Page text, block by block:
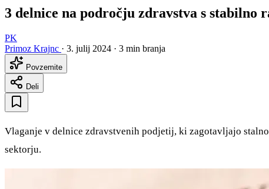
3 delnice na področju zdravstva s stabilno
PK
Primoz Krajnc · 3. julij 2024 · 3 min branja
Povzemite
Deli
Vlaganje v delnice zdravstvenih podjetij, ki zagotavljajo
sektorju.